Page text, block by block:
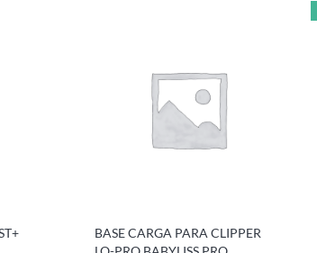
BASE CARGA PARA CLIPPER